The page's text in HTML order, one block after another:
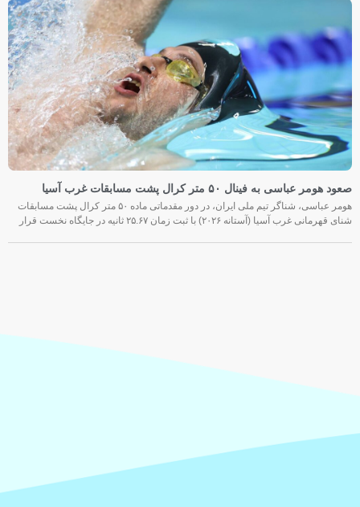
صعود هومر عباسی به فینال ۵۰ متر کرال پشت مسابقات غرب آسیا
هومر عباسی، شناگر تیم ملی ایران، در دور مقدماتی ماده ۵۰ متر کرال پشت مسابقات
شنای قهرمانی غرب آسیا (آستانه ۲۰۲۶) با ثبت زمان ۲۵.۶۷ ثانیه در جایگاه نخست قرار